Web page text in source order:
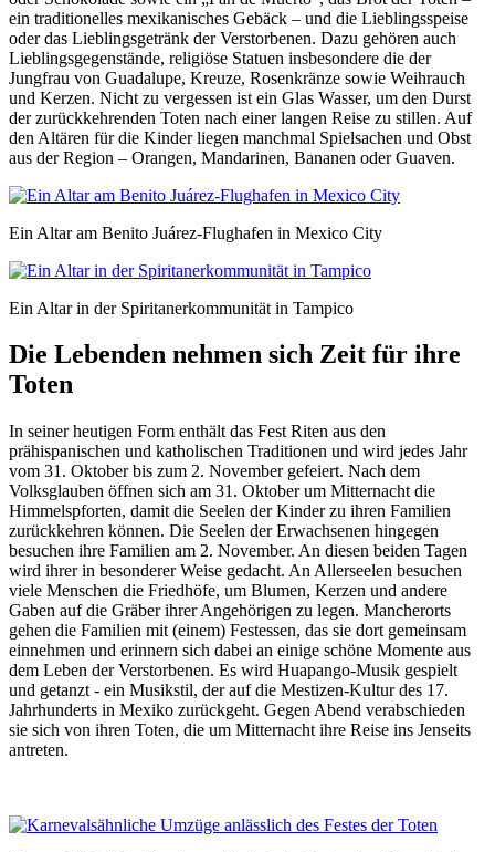
ein traditionelles mexikanisches Gebäck – und die Lieblingsspeise
oder das Lieblingsgetränk der Verstorbenen. Dazu gehören auch
Lieblingsgegenstände, religiöse Statuen insbesondere die der
Jungfrau von Guadalupe, Kreuze, Rosenkränze sowie Weihrauch
und Kerzen. Nicht zu vergessen ist ein Glas Wasser, um den Durst
der zurückkehrenden Toten nach einer langen Reise zu stillen. Auf
den Altären für die Kinder liegen manchmal Spielsachen und Obst
aus der Region – Orangen, Mandarinen, Bananen oder Guaven.
Ein Altar am Benito Juárez-Flughafen in Mexico City
Ein Altar in der Spiritanerkommunität in Tampico
Die Lebenden nehmen sich Zeit für ihre
Toten
In seiner heutigen Form enthält das Fest Riten aus den
prähispanischen und katholischen Traditionen und wird jedes Jahr
vom 31. Oktober bis zum 2. November gefeiert. Nach dem
Volksglauben öffnen sich am 31. Oktober um Mitternacht die
Himmelspforten, damit die Seelen der Kinder zu ihren Familien
zurückkehren können. Die Seelen der Erwachsenen hingegen
besuchen ihre Familien am 2. November. An diesen beiden Tagen
wird ihrer in besonderer Weise gedacht. An Allerseelen besuchen
viele Menschen die Friedhöfe, um Blumen, Kerzen und andere
Gaben auf die Gräber ihrer Angehörigen zu legen. Mancherorts
gehen die Familien mit (einem) Festessen, das sie dort gemeinsam
einnehmen und erinnern sich dabei an einige schöne Momente aus
dem Leben der Verstorbenen. Es wird Huapango-Musik gespielt
und getanzt - ein Musikstil, der auf die Mestizen-Kultur des 17.
Jahrhunderts in Mexiko zurückgeht. Gegen Abend verabschieden
sie sich von ihren Toten, die um Mitternacht ihre Reise ins Jenseits
antreten.